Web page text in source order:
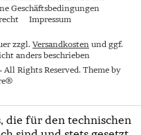
Geschäftsbedingungen
Impressum
zzgl. Versandkosten und ggf.
anders beschrieben
Rights Reserved. Theme by
die für den technischen